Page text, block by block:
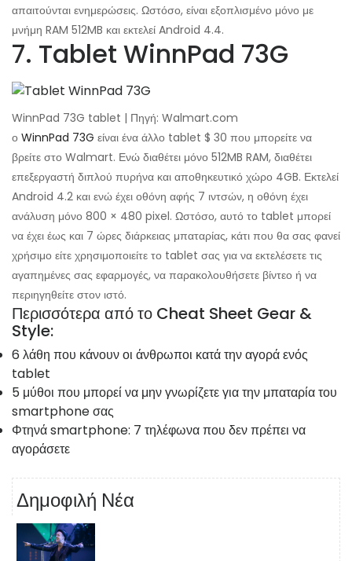
απαιτούνται ενημερώσεις. Ωστόσο, είναι εξοπλισμένο μόνο με
μνήμη RAM 512MB και εκτελεί Android 4.4.
7. Tablet WinnPad 73G
WinnPad 73G tablet | Πηγή: Walmart.com
ο WinnPad 73G είναι ένα άλλο tablet $ 30 που μπορείτε να
βρείτε στο Walmart. Ενώ διαθέτει μόνο 512MB RAM, διαθέτει
επεξεργαστή διπλού πυρήνα και αποθηκευτικό χώρο 4GB. Εκτελεί
Android 4.2 και ενώ έχει οθόνη αφής 7 ιντσών, η οθόνη έχει
ανάλυση μόνο 800 × 480 pixel. Ωστόσο, αυτό το tablet μπορεί
να έχει έως και 7 ώρες διάρκειας μπαταρίας, κάτι που θα σας φανεί
χρήσιμο είτε χρησιμοποιείτε το tablet σας για να εκτελέσετε τις
αγαπημένες σας εφαρμογές, να παρακολουθήσετε βίντεο ή να
περιηγηθείτε στον ιστό.
Περισσότερα από το Cheat Sheet Gear &
Style:
6 λάθη που κάνουν οι άνθρωποι κατά την αγορά ενός
tablet
5 μύθοι που μπορεί να μην γνωρίζετε για την μπαταρία του
smartphone σας
Φτηνά smartphone: 7 τηλέφωνα που δεν πρέπει να
αγοράσετε
Δημοφιλή Νέα